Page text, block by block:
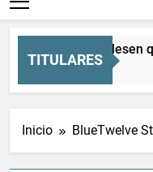
TITULARES
Orion: el Mesen que
Atrás
Inicio BlueTwelve